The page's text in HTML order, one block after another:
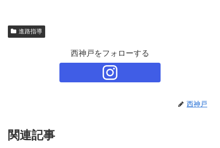
進路指導
西神戸をフォローする
西神戸
関連記事